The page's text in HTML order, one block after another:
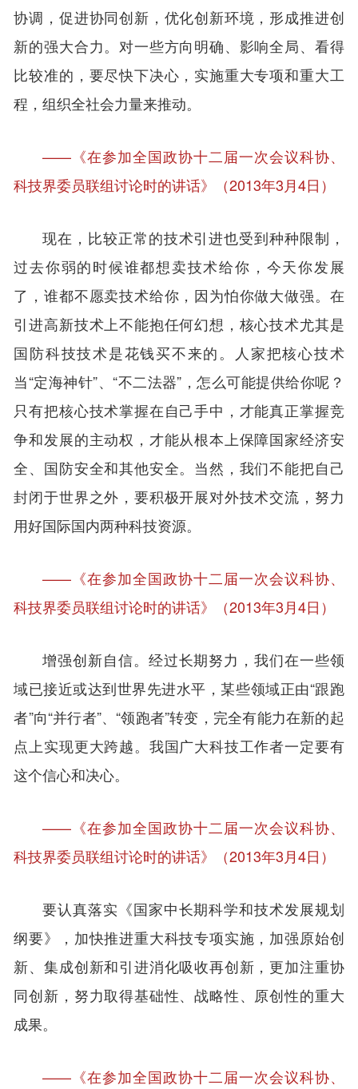
协调，促进协同创新，优化创新环境，形成推进创
新的强大合力。对一些方向明确、影响全局、看得
比较准的，要尽快下决心，实施重大专项和重大工
程，组织全社会力量来推动。
——《在参加全国政协十二届一次会议科协、
科技界委员联组讨论时的讲话》（2013年3月4日）
现在，比较正常的技术引进也受到种种限制，
过去你弱的时候谁都想卖技术给你，今天你发展
了，谁都不愿卖技术给你，因为怕你做大做强。在
引进高新技术上不能抱任何幻想，核心技术尤其是
国防科技技术是花钱买不来的。人家把核心技术
当“定海神针”、“不二法器”，怎么可能提供给你呢？
只有把核心技术掌握在自己手中，才能真正掌握竞
争和发展的主动权，才能从根本上保障国家经济安
全、国防安全和其他安全。当然，我们不能把自己
封闭于世界之外，要积极开展对外技术交流，努力
用好国际国内两种科技资源。
——《在参加全国政协十二届一次会议科协、
科技界委员联组讨论时的讲话》（2013年3月4日）
增强创新自信。经过长期努力，我们在一些领
域已接近或达到世界先进水平，某些领域正由“跟跑
者”向“并行者”、“领跑者”转变，完全有能力在新的起
点上实现更大跨越。我国广大科技工作者一定要有
这个信心和决心。
——《在参加全国政协十二届一次会议科协、
科技界委员联组讨论时的讲话》（2013年3月4日）
要认真落实《国家中长期科学和技术发展规划
纲要》，加快推进重大科技专项实施，加强原始创
新、集成创新和引进消化吸收再创新，更加注重协
同创新，努力取得基础性、战略性、原创性的重大
成果。
——《在参加全国政协十二届一次会议科协、